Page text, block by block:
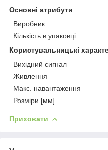
Основні атрибути
Виробник
Кількість в упаковці
Користувальницькі
Вихідний сигнал
Живлення
Макс. навантаження
Розміри [мм]
Приховати